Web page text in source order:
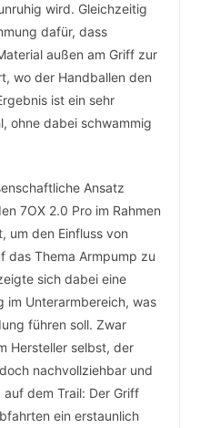
wird. Gleichzeitig
dafür, dass
außen am Griff zur
wo der Handballen den
ist ein sehr
ohne dabei schwammig
Ansatz
7OX 2.0 Pro im Rahmen
um den Einfluss von
das Thema Armpump zu
sich dabei eine
im Unterarmbereich, was
führen soll. Zwar
Hersteller selbst, der
nachvollziehbar und
dem Trail: Der Griff
ein erstaunlich